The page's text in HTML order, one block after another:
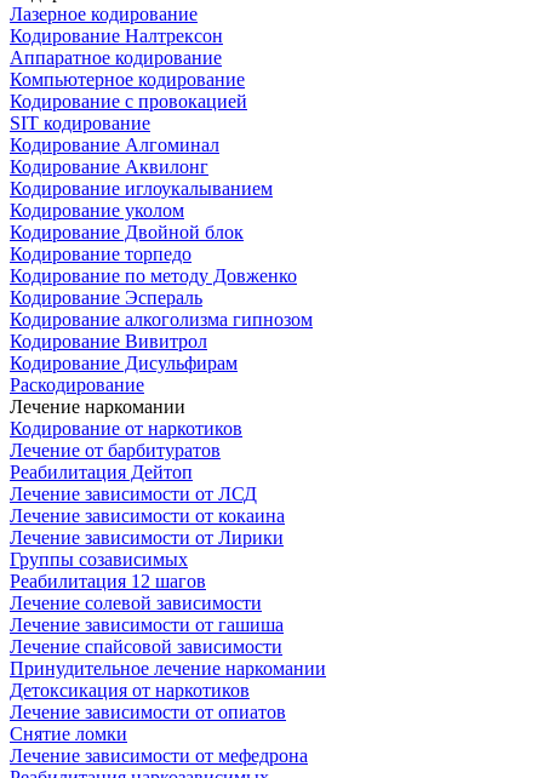
Лазерное кодирование
Кодирование Налтрексон
Аппаратное кодирование
Компьютерное кодирование
Кодирование с провокацией
SIT кодирование
Кодирование Алгоминал
Кодирование Аквилонг
Кодирование иглоукалыванием
Кодирование уколом
Кодирование Двойной блок
Кодирование торпедо
Кодирование по методу Довженко
Кодирование Эспераль
Кодирование алкоголизма гипнозом
Кодирование Вивитрол
Кодирование Дисульфирам
Раскодирование
Лечение наркомании
Кодирование от наркотиков
Лечение от барбитуратов
Реабилитация Дейтоп
Лечение зависимости от ЛСД
Лечение зависимости от кокаина
Лечение зависимости от Лирики
Группы созависимых
Реабилитация 12 шагов
Лечение солевой зависимости
Лечение зависимости от гашиша
Лечение спайсовой зависимости
Принудительное лечение наркомании
Детоксикация от наркотиков
Лечение зависимости от опиатов
Снятие ломки
Лечение зависимости от мефедрона